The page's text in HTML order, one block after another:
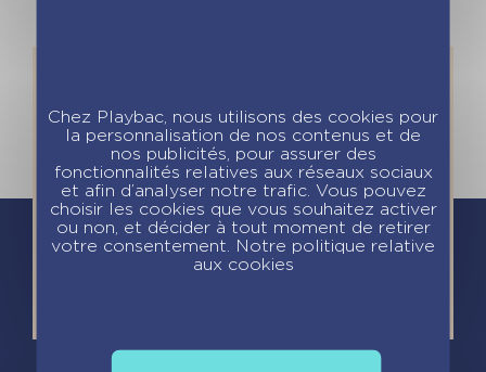
Chez Playbac, nous utilisons des cookies pour
la personnalisation de nos contenus et de
nos publicités, pour assurer des
fonctionnalités relatives aux réseaux sociaux
et afin d’analyser notre trafic. Vous pouvez
choisir les cookies que vous souhaitez activer
ou non, et décider à tout moment de retirer
votre consentement. Notre politique relative
aux cookies